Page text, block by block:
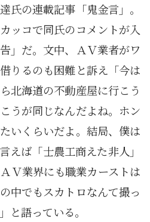
氏の連載記事「鬼金言」。
ッコで同氏のコメントが入
」だ。文中、ＡＶ業者がワ
りるのも困難と訴え「今は
北海道の不動産屋に行こう
うが同じなんだよね。ホン
いくらいだよ。結局、僕は
えば「士農工商えた非人」
Ｖ業界にも職業カーストは
中でもスカトロなんて撮っ
と語っている。